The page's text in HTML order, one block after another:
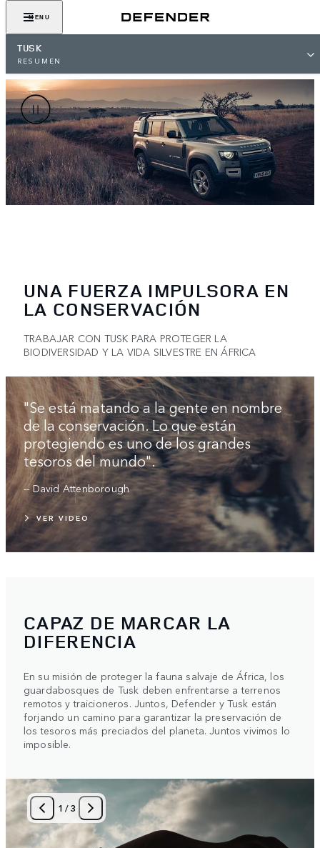
MENU
TUSK
RESUMEN
UNA FUERZA IMPULSORA EN
LA CONSERVACIÓN
TRABAJAR CON TUSK PARA PROTEGER LA
BIODIVERSIDAD Y LA VIDA SILVESTRE EN ÁFRICA
"Se está matando a la gente en nombre
de la conservación. Lo que están
protegiendo es uno de los grandes
tesoros del mundo".
-- David Attenborough
VER VIDEO
CAPAZ DE MARCAR LA
DIFERENCIA
En su misión de proteger la fauna salvaje de África, los
guardabosques de Tusk deben enfrentarse a terrenos
remotos y traicioneros. Juntos, Defender y Tusk están
forjando un camino para garantizar la preservación de
los tesoros más preciados del planeta. Juntos vivimos lo
imposible.
1 /3